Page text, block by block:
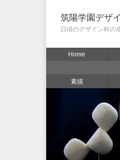
筑陽学園デザ
日頃のデザイン科の
Home
素描